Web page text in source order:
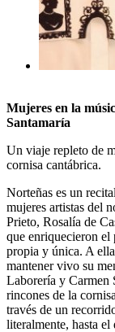
Mujeres en la
Santamaría
Un viaje repleto de
cornisa cantábrica.
Norteñas es un
mujeres artistas del
Prieto, Rosalía de
que enriquecieron el
propia y única. A
mantener vivo su
Laborería y Carmen
rincones de la
través de un
literalmente, hasta el